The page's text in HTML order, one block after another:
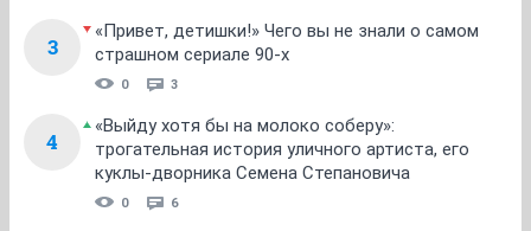
3
«Привет, детишки!» Чего вы не знали о самом
страшном сериале 90-х
0 3
4
«Выйду хотя бы на молоко соберу»:
трогательная история уличного артиста, его
куклы-дворника Семена Степановича
0 6